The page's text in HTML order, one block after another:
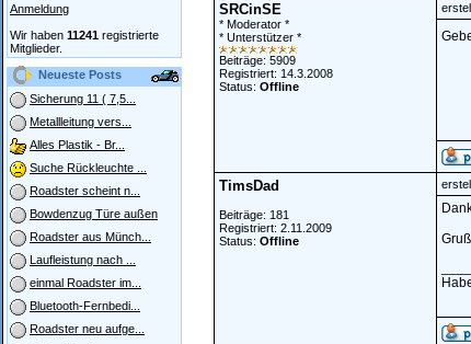
Anmeldung
Wir haben 11241 registrierte
Mitglieder.
Neueste Posts
Sicherung 11 ( 7,5...
Metallleitung vers...
Alles Plastik - Br...
Suche Rückleuchte ...
Roadster scheint n...
Bowdenzug Türe außen
Roadster aus Münch...
Laufleistung nach ...
einmal Roadster im...
Bluetooth-Fernbedi...
Roadster neu aufge...
SRCinSE
* Moderator *
* Unterstützer *
Beiträge: 5909
Registriert: 14.3.2008
Status: Offline
TimsDad
Beiträge: 181
Registriert: 2.11.2009
Status: Offline